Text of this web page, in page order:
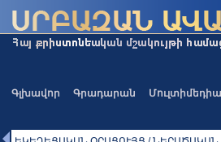
Գլխավոր Գրադարան Մուլտիմեդիա